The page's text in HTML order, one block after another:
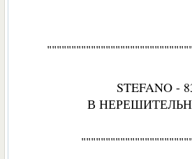
STEFANO -
В